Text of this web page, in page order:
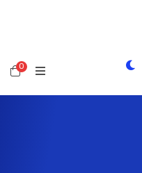
0Корзина